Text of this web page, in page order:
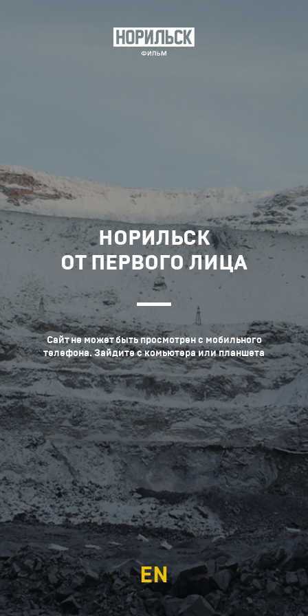
НОРИЛЬСК
ОТ ПЕРВОГО ЛИЦА
Сайт не может быть просмотрен с мобильного
телефона. Зайдите с комьютера или планшета
EN